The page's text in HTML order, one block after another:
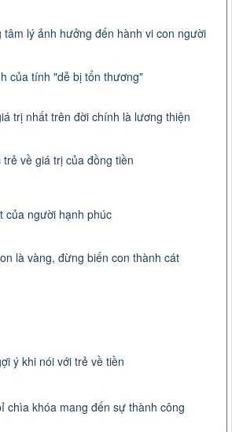
tâm lý ảnh hưởng đến hành vi con người
của tính "dễ bị tổn thương"
trị nhất trên đời chính là lương thiện
trẻ về giá trị của đồng tiền
của người hạnh phúc
là vàng, đừng biến con thành cát
ý khi nói với trẻ về tiền
chìa khóa mang đến sự thành công